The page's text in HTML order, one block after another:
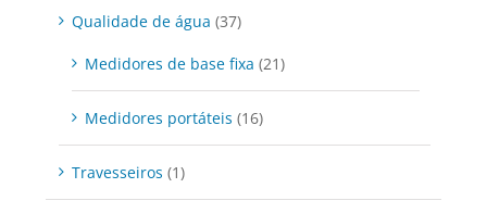
Qualidade de água (37)
Medidores de base fixa (21)
Medidores portáteis (16)
Travesseiros (1)